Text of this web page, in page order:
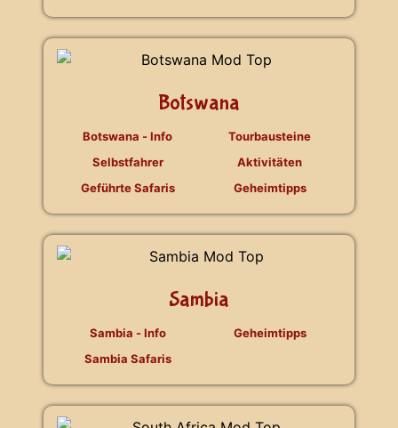
Botswana
Botswana - Info
Selbstfahrer
Geführte Safaris
Tourbausteine
Aktivitäten
Geheimtipps
Sambia
Sambia - Info
Sambia Safaris
Geheimtipps